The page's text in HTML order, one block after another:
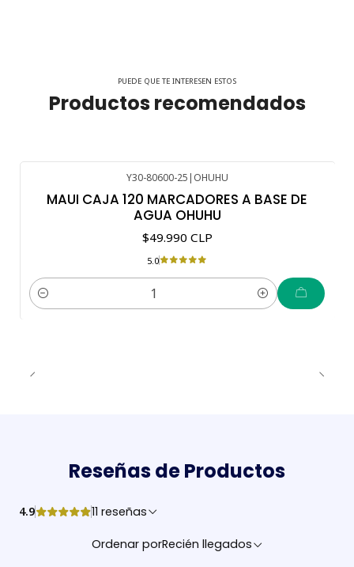
PUEDE QUE TE INTERESEN ESTOS
Productos recomendados
Y30-80600-25| OHUHU
MAUI CAJA 120 MARCADORES A BASE DE
AGUA OHUHU
$49.990 CLP
5.0
Cantidad
Reseñas de Productos
4.9 11 reseñas
Ordenar porRecién llegados